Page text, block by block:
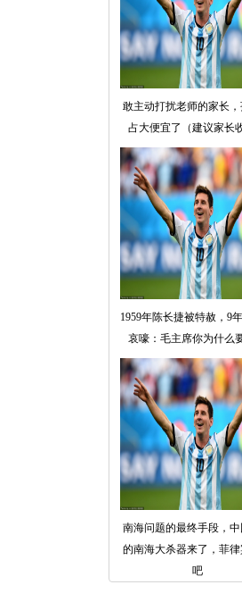
敢主动打扰老师的家长
占大便宜了（建议家长
1959年陈长捷被特赦，9
哀嚎：毛主席你为什么
南海问题的最终手段，中
的南海大杀器来了，菲
吧